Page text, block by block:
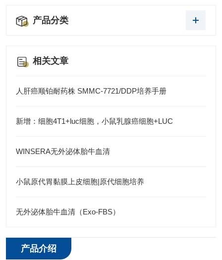
产品分类
相关文章
人肝癌顺铂耐药株 SMMC-7721/DDP培养手册
新增：细胞4T1+luc细胞，小鼠乳腺癌细胞+LUC
WINSERA无外泌体胎牛血清
小鼠原代胃黏膜上皮细胞|原代细胞培养
无外泌体胎牛血清（Exo-FBS）
产品介绍